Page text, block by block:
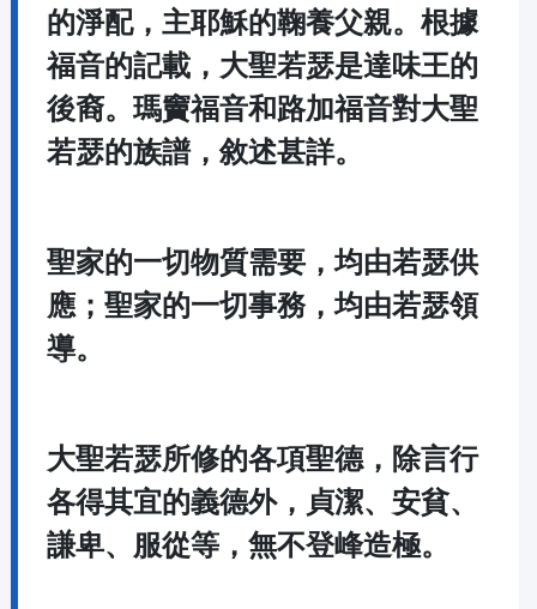
的淨配，主耶穌的鞠養父親。根據
福音的記載，大聖若瑟是達味王的
後裔。瑪竇福音和路加福音對大聖
若瑟的族譜，敘述甚詳。
聖家的一切物質需要，均由若瑟供
應；聖家的一切事務，均由若瑟領
導。
大聖若瑟所修的各項聖德，除言行
各得其宜的義德外，貞潔、安貧、
謙卑、服從等，無不登峰造極。